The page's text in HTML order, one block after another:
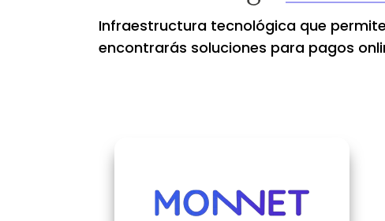
Infraestructura tecnológica que
encontrarás soluciones para pagos